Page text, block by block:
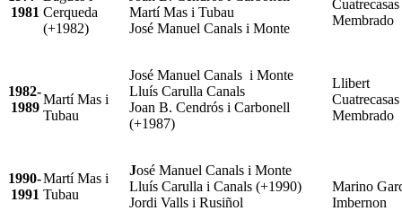
1981 Cerqueda
(+1982)
Martí Mas i Tubau
José Manuel Canals i Monte
Cuatrecasas
Membrado
1982-
1989
Martí Mas i
Tubau
José Manuel Canals i Monte
Lluís Carulla Canals
Joan B. Cendrós i Carbonell
(+1987)
Llibert
Cuatrecasas
Membrado
1990-
1991
Martí Mas i
Tubau
José Manuel Canals i Monte
Lluís Carulla i Canals (+1990)
Jordi Valls i Rusiñol
Marino
Imbernon